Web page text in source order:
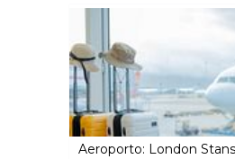
fino a London Bridge, City
Farringdon o St Pancras
Southern, il pullman, easyBus o
Aeroporto: London